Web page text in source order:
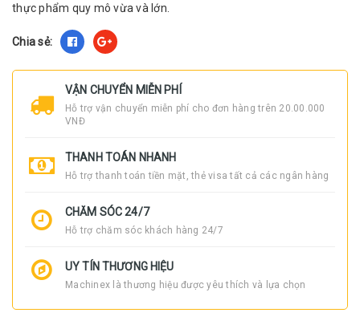
thực phẩm quy mô vừa và lớn.
Chia sẻ:
VẬN CHUYỂN MIỄN PHÍ
Hỗ trợ vận chuyển miễn phí cho đơn hàng trên 20.00.000
VNĐ
THANH TOÁN NHANH
Hỗ trợ thanh toán tiền mặt, thẻ visa tất cả các ngân hàng
CHĂM SÓC 24/7
Hỗ trợ chăm sóc khách hàng 24/7
UY TÍN THƯƠNG HIỆU
Machinex là thương hiệu được yêu thích và lựa chọn